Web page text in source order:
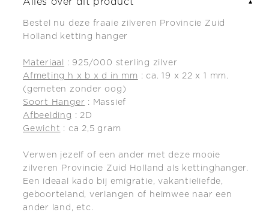
▼
Bestel nu deze fraaie zilveren Provincie Zuid
Holland ketting hanger
Materiaal
: 925/000 sterling zilver
Afmeting h x b x d in mm : ca. 19 x 22 x 1 mm.
(gemeten zonder oog)
Soort Hanger : Massief
Afbeelding : 2D
Gewicht : ca 2,5 gram
Verwen jezelf of een ander met deze mooie
zilveren Provincie Zuid Holland als kettinghanger.
Een ideaal kado bij emigratie, vakantieliefde,
geboorteland, verlangen of heimwee naar een
ander land, etc.